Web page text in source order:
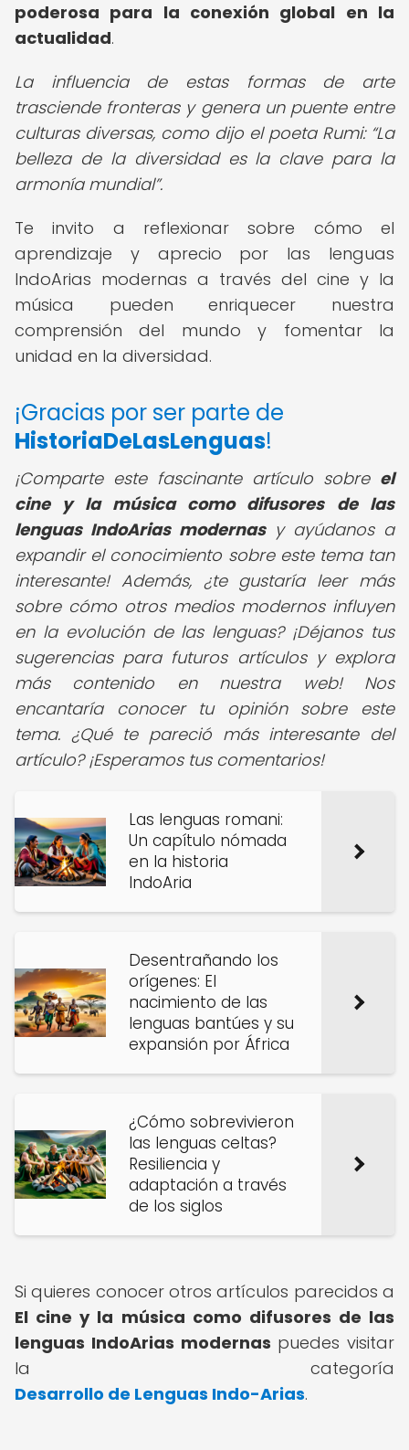
poderosa para la conexión global en la
actualidad.
La influencia de estas formas de arte
trasciende fronteras y genera un puente entre
culturas diversas, como dijo el poeta Rumi: La
belleza de la diversidad es la clave para la
armonía mundial .
Te invito a reflexionar sobre cómo el
aprendizaje y aprecio por las lenguas
IndoArias modernas a través del cine y la
música pueden enriquecer nuestra
comprensión del mundo y fomentar la
unidad en la diversidad.
¡Gracias por ser parte de
HistoriaDeLasLenguas!
¡Comparte este fascinante artículo sobre el
cine y la música como difusores de las
lenguas IndoArias modernasy ayúdanos a
expandir el conocimiento sobre este tema tan
interesante! Además, ¿te gustaría leer más
sobre cómo otros medios modernos influyen
en la evolución de las lenguas? ¡Déjanos tus
sugerencias para futuros artículos y explora
más contenido en nuestra web! Nos
encantaría conocer tu opinión sobre este
tema. ¿Qué te pareció más interesante del
artículo? ¡Esperamos tus comentarios!
Las lenguas romani:
Un capítulo nómada
en la historia
IndoAria
Desentrañando los
orígenes: El
nacimiento de las
lenguas bantúes y su
expansión por África
¿Cómo sobrevivieron
las lenguas celtas?
Resiliencia y
adaptación a través
de los siglos
Si quieres conocer otros artículos parecidos a
El cine y la música como difusores de las
lenguas IndoArias modernas puedes visitar
la categoría
Desarrollo de Lenguas Indo-Arias.